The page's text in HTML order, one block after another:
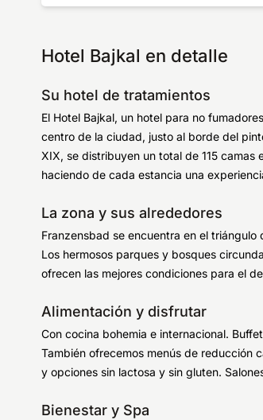
Hotel Bajkal en detalle
Su hotel de tratamientos
El Hotel Bajkal, un hotel para no
centro de la ciudad, justo al borde del
XIX, se distribuyen un total de 115
haciendo de cada estancia una
La zona y sus alrededores
Franzensbad se encuentra en el
Los hermosos parques y bosques
ofrecen las mejores condiciones para el
Alimentación y disfrutar
Con cocina bohemia e internacional.
También ofrecemos menús de reducción
y opciones sin lactosa y sin gluten.
Bienestar y Spa